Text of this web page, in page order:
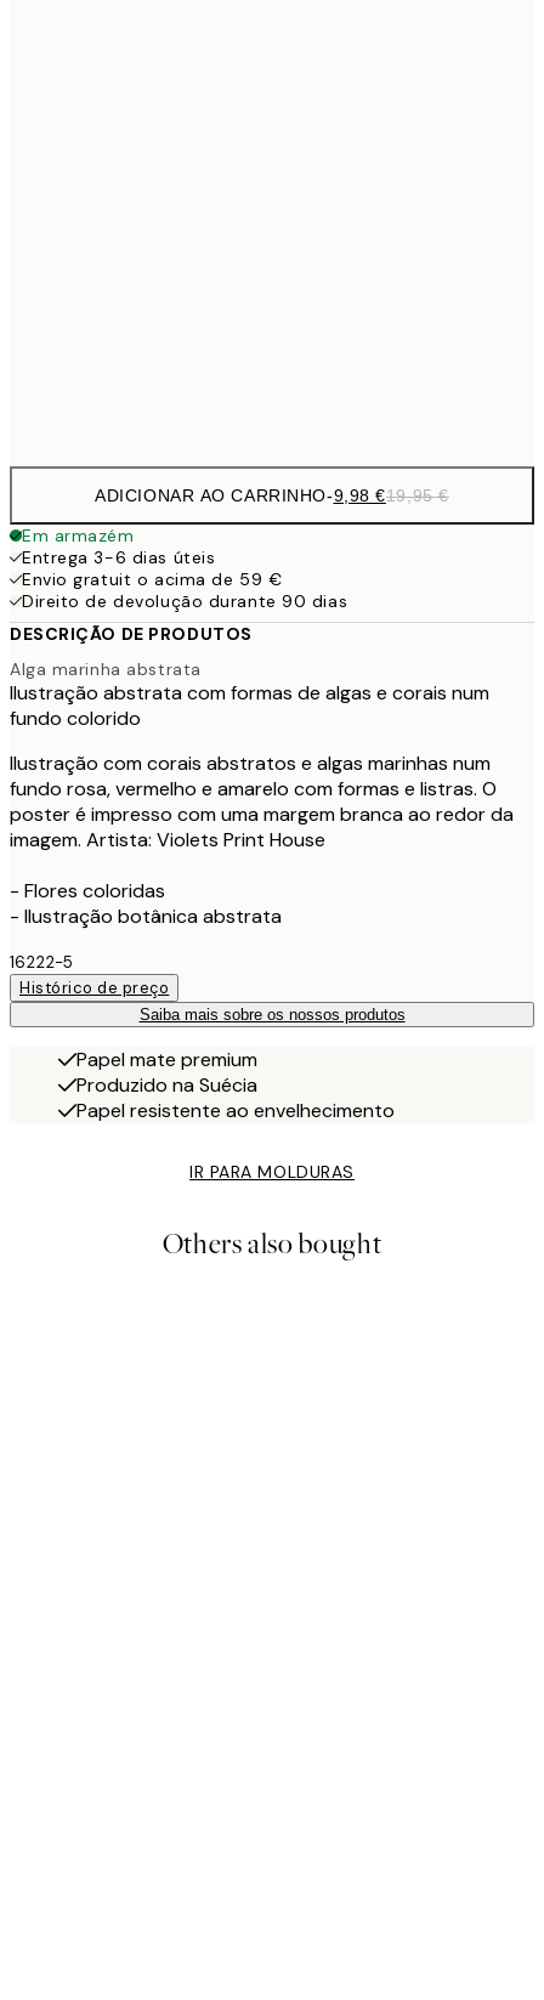
ADICIONAR AO CARRINHO-9,98 €19,95 €
Em armazém
Entrega 3-6 dias úteis
Envio gratuit o acima de 59 €
Direito de devolução durante 90 dias
DESCRIÇÃO DE PRODUTOS
Alga marinha abstrata
Ilustração abstrata com formas de algas e corais num
fundo colorido
Ilustração com corais abstratos e algas marinhas num
fundo rosa, vermelho e amarelo com formas e listras. O
poster é impresso com uma margem branca ao redor da
imagem. Artista: Violets Print House
- Flores coloridas
- Ilustração botânica abstrata
16222-5
Histórico de preço
Saiba mais sobre os nossos produtos
Papel mate premium
Produzido na Suécia
Papel resistente ao envelhecimento
IR PARA MOLDURAS
Others also bought